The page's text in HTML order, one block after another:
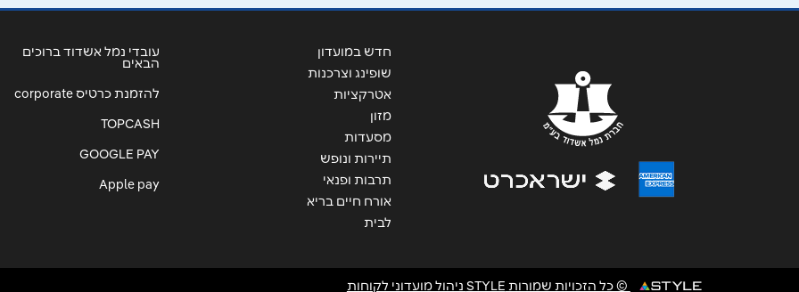
הודעה*
חדש במועדון
שופינג וצרכנות
אטרקציות
מזון
מסעדות
תיירות ונופש
תרבות ופנאי
אורח חיים בריא
לבית
עובדי נמל אשדוד ברוכים
הבאים
להזמנת כרטיס corporate
TOPCASH
GOOGLE PAY
Apple pay
© כל הזכויות שמורות STYLE ניהול מועדוני לקוחות